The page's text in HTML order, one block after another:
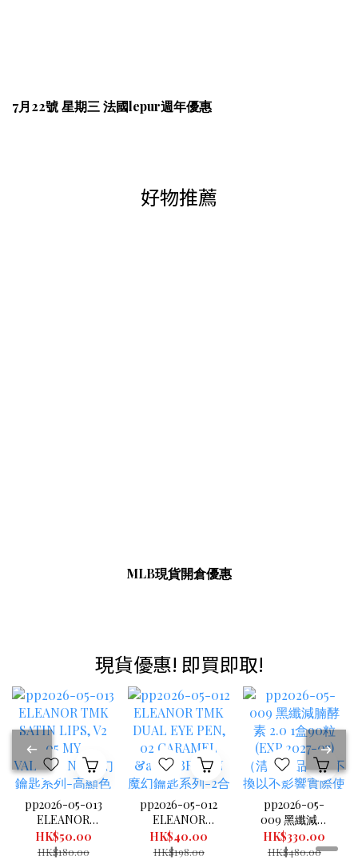
7月22號 星期三 法國lepur週年優惠
好物推薦
MLB現貨開倉優惠
現貨優惠! 即買即取!
pp2026-05-013
ELEANOR
TMK SATIN
LIPS, V2 05 MY
HK$50.00
HK$180.00
pp2026-05-012
ELEANOR
TMK DUAL
EYE PEN, 02
HK$40.00
HK$198.00
pp2026-05-
009 黑纖減腩
酵素 2.0 1盒90
粒 (EXP.2027-
HK$330.00
HK$480.00